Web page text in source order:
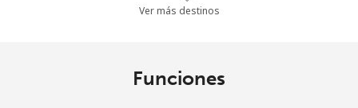
⁦13.9¢⁩
71 min por
Ver más destinos
Funciones